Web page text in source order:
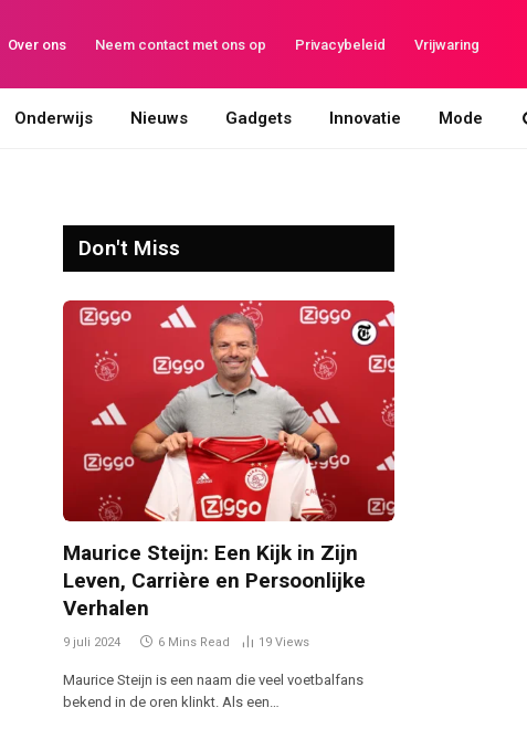
Over ons Neem contact met ons op Privacybeleid Vrijwaring
Onderwijs Nieuws Gadgets Innovatie Mode
Don't Miss
Maurice Steijn: Een Kijk in Zijn
Leven, Carrière en Persoonlijke
Verhalen
9 juli 2024 6 Mins Read 19 Views
Maurice Steijn is een naam die veel voetbalfans
bekend in de oren klinkt. Als een…